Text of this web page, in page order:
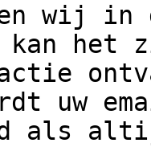
wij in
kan
uw
als